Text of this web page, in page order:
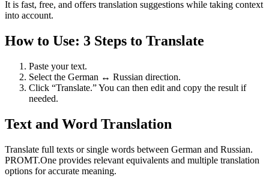
It is fast, free, and offers translation suggestions while taking context
into account.
How to Use: 3 Steps to Translate
Paste your text.
Select the German ↔ Russian direction.
Click “Translate.” You can then edit and copy the result if
needed.
Text and Word Translation
Translate full texts or single words between German and Russian.
PROMT.One provides relevant equivalents and multiple translation
options for accurate meaning.